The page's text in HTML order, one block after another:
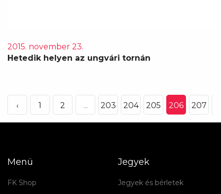
2015. november 23.
Hetedik helyen az ungvári tornán
‹ 1 2 ... 203 204 205 206 207
Menü
FK Shop
Jegyek
Jegyek és bérletek